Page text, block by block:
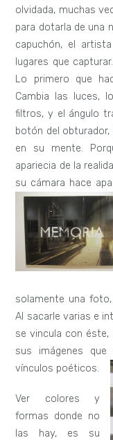
olvidada, muchas
para dotarla de una
capuchón, el
lugares que
Lo primero que
Cambia las luces,
filtros, y el ángulo
botón del obturador,
en su mente.
apariecia de la
su cámara hace
solamente una
Al sacarle varias e
se vincula con
sus imágenes
vínculos poéticos.
Ver colores y
formas donde no
las hay, es su